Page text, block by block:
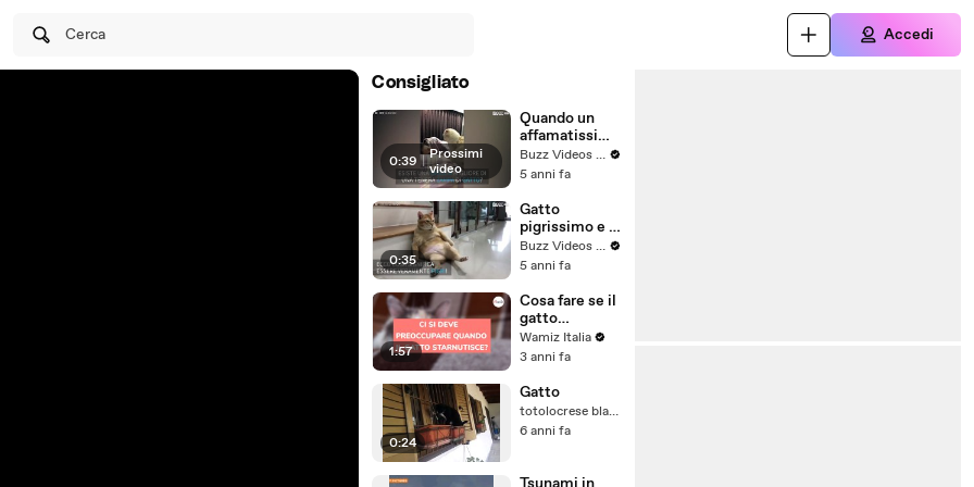
Cerca Accedi
Consigliato
0:39 | Prossimi
video
Quando un
affamatissimo
gatto ti vuole
svegliare!
Buzz Videos Italy
5 anni fa
0:35
Gatto
pigrissimo e la
sua postura
irriverente
Buzz Videos Italy
5 anni fa
1:57
Cosa fare se il
gatto
starnutisce e
quando
Wamiz Italia
3 anni fa
0:24
Gatto
totolocrese blabla
6 anni fa